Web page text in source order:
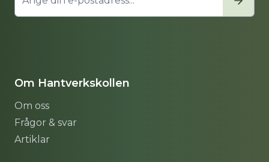
Om Hantverkskollen
Om oss
Frågor & svar
Artiklar